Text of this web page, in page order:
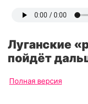
Луганские
пойдёт
Полная версия